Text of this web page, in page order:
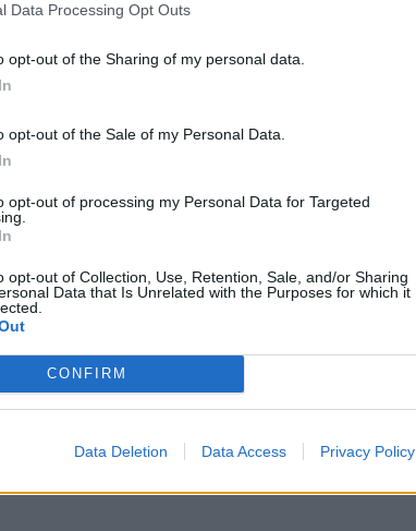
Data Processing Opt Outs
opt-out of the Sharing of my personal data.
opt-out of the Sale of my Personal Data.
opt-out of processing my Personal Data for Targeted
opt-out of Collection, Use, Retention, Sale, and/or Sharing
Data that Is Unrelated with the Purposes for which it
CONFIRM
Data Deletion Data Access Privacy Policy
φτάνοντας τα 96,63 δολάρια το βαρέλι,
άνοδο 2,41% στα 90,82 δολάρια το βαρέλι,
του κέρδη.
μετά την ανακοίνωση των Φρουρών της
αμερικανική αεροπορική βάση περίπου
ώρα, σύμφωνα με το ημιεπίσημο πρακτορείο
την ακριβή τοποθεσία της βάσης.
ΔΙΑΦΗΜΙΣΗ